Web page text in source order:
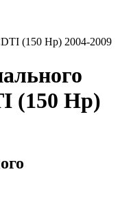
(150 Hp) 2004-2009
(150 Hp)